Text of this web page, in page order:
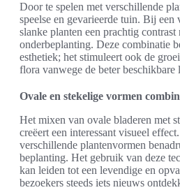
Door te spelen met verschillende
speelse en gevarieerde tuin. Bij een
slanke planten een prachtig contrast
onderbeplanting. Deze combinatie
esthetiek; het stimuleert ook de
flora vanwege de beter beschikbare
Ovale en stekelige vormen
Het mixen van ovale bladeren met
creëert een interessant visueel
verschillende plantenvormen
beplanting. Het gebruik van deze
kan leiden tot een levendige en
bezoekers steeds iets nieuws